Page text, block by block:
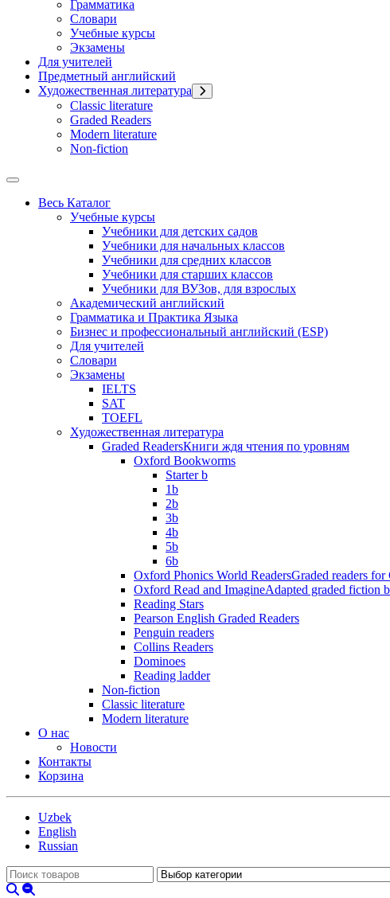
Грамматика
Словари
Учебные курсы
Экзамены
Для учителей
Предметный английский
Художественная литература
Classic literature
Graded Readers
Modern literature
Non-fiction
Весь Каталог
Учебные курсы
Учебники для детских садов
Учебники для начальных классов
Учебники для средних классов
Учебники для старших классов
Учебники для ВУЗов, для взрослых
Академический английский
Грамматика и Практика Языка
Бизнес и профессиональный английский (ESP)
Для учителей
Словари
Экзамены
IELTS
SAT
TOEFL
Художественная литература
Graded ReadersКниги ждя чтения по уровням
Oxford Bookworms
Starter b
1b
2b
3b
4b
5b
6b
Oxford Phonics World ReadersGraded readers
Oxford Read and ImagineAdapted graded fiction
Reading Stars
Pearson English Graded Readers
Penguin readers
Collins Readers
Dominoes
Reading ladder
Non-fiction
Classic literature
Modern literature
О нас
Новости
Контакты
Корзина
Uzbek
English
Russian